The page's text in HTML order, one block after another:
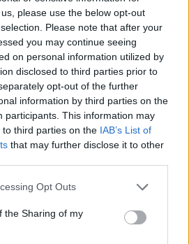
please use the below opt-out
Please note that after your
you may continue seeing
on personal information utilized by
disclosed to third parties prior to
opt-out of the further
information by third parties on the
participants. This information may
third parties on the IAB’s List of
that may further disclose it to other
Opt Outs
the Sharing of my
σε 451 επιχειρήσεις ξεκίνησε το
εισφορών ΕΔΟΕΑΠ
της
Σε κινεζική… πολιορκία η
ευρωπαϊκή
αυτοκινητοβιομηχανία
WNBA Draft: Μετά τον Καντέρ
θέλει να δηλώσει συμμετοχή